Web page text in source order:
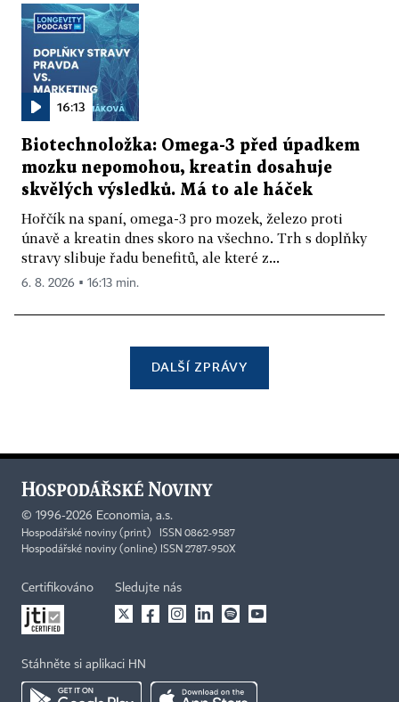
16:13
Biotechnoložka: Omega-3 před úpadkem
mozku nepomohou, kreatin dosahuje
skvělých výsledků. Má to ale háček
Hořčík na spaní, omega-3 pro mozek, železo proti
únavě a kreatin dnes skoro na všechno. Trh s doplňky
stravy slibuje řadu benefitů, ale které z...
6. 8. 2026 ▪ 16:13 min.
DALŠÍ ZPRÁVY
© 1996-2026 Economia, a.s.
Hospodářské noviny (print) ISSN 0862-9587
Hospodářské noviny (online) ISSN 2787-950X
Certifikováno Sledujte nás
Stáhněte si aplikaci HN